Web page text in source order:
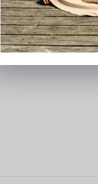
Ganhe 10% OFF na primeira